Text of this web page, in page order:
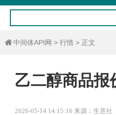
 中间体API网 > 行情 > 正文
乙二醇商品报
2026-05-14 14:15:16 来源：生意社